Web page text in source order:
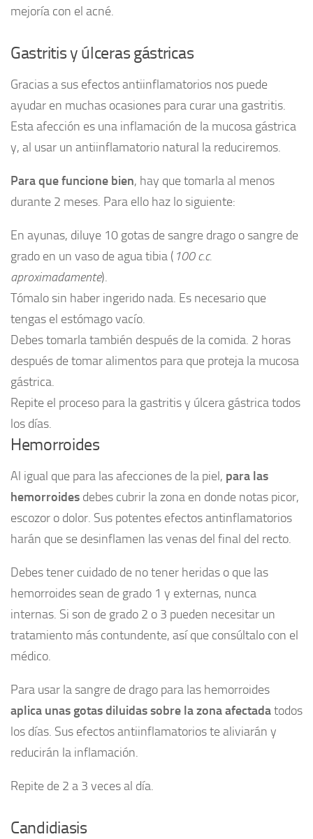
mejoría con el acné.
Gastritis y úlceras gástricas
Gracias a sus efectos antiinflamatorios nos puede
ayudar en muchas ocasiones para curar una gastritis.
Esta afección es una inflamación de la mucosa gástrica
y, al usar un antiinflamatorio natural la reduciremos.
Para que funcione bien, hay que tomarla al menos
durante 2 meses. Para ello haz lo siguiente:
En ayunas, diluye 10 gotas de sangre drago o sangre de
grado en un vaso de agua tibia ( 100 c.c.
aproximadamente).
Tómalo sin haber ingerido nada. Es necesario que
tengas el estómago vacío.
Debes tomarla también después de la comida. 2 horas
después de tomar alimentos para que proteja la mucosa
gástrica.
Repite el proceso para la gastritis y úlcera gástrica todos
los días.
Hemorroides
Al igual que para las afecciones de la piel, para las
hemorroides debes cubrir la zona en donde notas picor,
escozor o dolor. Sus potentes efectos antinflamatorios
harán que se desinflamen las venas del final del recto.
Debes tener cuidado de no tener heridas o que las
hemorroides sean de grado 1 y externas, nunca
internas. Si son de grado 2 o 3 pueden necesitar un
tratamiento más contundente, así que consúltalo con el
médico.
Para usar la sangre de drago para las hemorroides
aplica unas gotas diluidas sobre la zona afectadatodos
los días. Sus efectos antiinflamatorios te aliviarán y
reducirán la inflamación.
Repite de 2 a 3 veces al día.
Candidiasis